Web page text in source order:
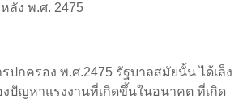
ลัง พ.ศ. 2475
ปกครอง พ.ศ.2475 รัฐบาลสมัยนั้น ได้เล็ง
ปัญหาแรงงานที่เกิดขึ้นในอนาคต ที่เกิด